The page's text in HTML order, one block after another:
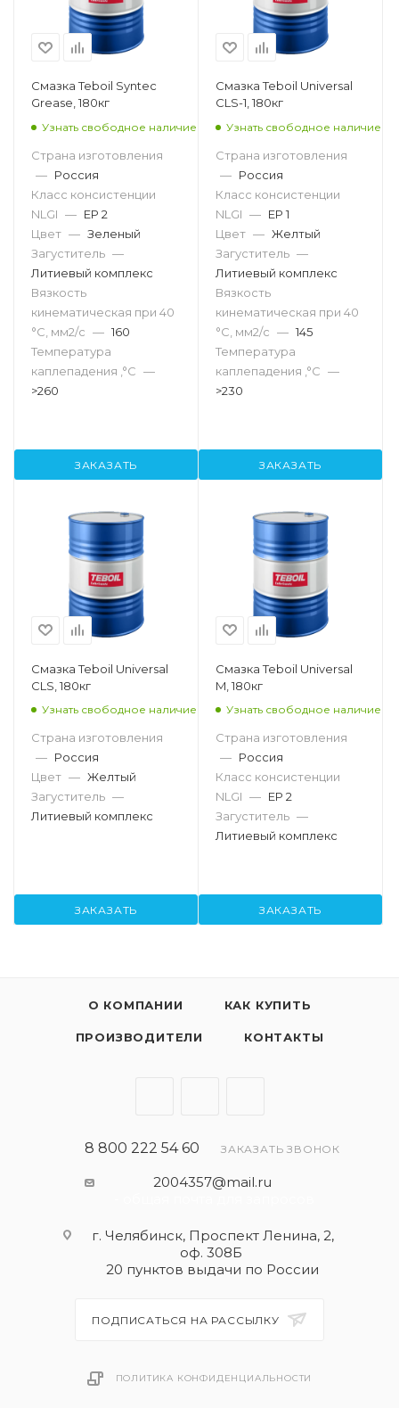
Смазка Teboil Syntec
Grease, 180кг
Узнать свободное наличие
Страна изготовления
— Россия
Класс консистенции
NLGI — EP 2
Цвет — Зеленый
Загуститель —
Литиевый комплекс
Вязкость
кинематическая при 40
°С, мм2/с — 160
Температура
каплепадения ,°C —
>260
ЗАКАЗАТЬ
Смазка Teboil Universal
CLS-1, 180кг
Узнать свободное наличие
Страна изготовления
— Россия
Класс консистенции
NLGI — EP 1
Цвет — Желтый
Загуститель —
Литиевый комплекс
Вязкость
кинематическая при 40
°С, мм2/с — 145
Температура
каплепадения ,°C —
>230
ЗАКАЗАТЬ
Смазка Teboil Universal
CLS, 180кг
Узнать свободное наличие
Страна изготовления
— Россия
Цвет — Желтый
Загуститель —
Литиевый комплекс
ЗАКАЗАТЬ
Смазка Teboil Universal
M, 180кг
Узнать свободное наличие
Страна изготовления
— Россия
Класс консистенции
NLGI — EP 2
Загуститель —
Литиевый комплекс
ЗАКАЗАТЬ
О КОМПАНИИ КАК КУПИТЬ
ПРОИЗВОДИТЕЛИ КОНТАКТЫ
8 800 222 54 60 ЗАКАЗАТЬ ЗВОНОК
2004357@mail.ru
г. Челябинск, Проспект Ленина, 2,
оф. 308Б
20 пунктов выдачи по России
ПОДПИСАТЬСЯ НА РАССЫЛКУ
ПОЛИТИКА КОНФИДЕНЦИАЛЬНОСТИ